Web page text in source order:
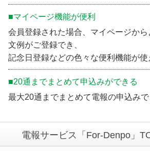
■マイページ機能が便利
会員登録された場合、マイページか
文例がご登録でき、
記念日登録などの色々な便利機能が使
■20通までまとめて申込みができる
最大20通までまとめて電報の申込みで
電報サービス「For-Denpo」